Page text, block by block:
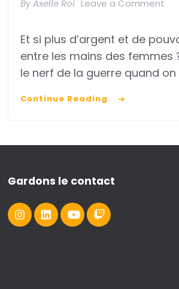
ByAxelle Roi Leave a Comment
au
Et si plus d’argent et de
entre les mains des femmes
le nerf de la guerre quand on
Continue Reading
Gardons le contact